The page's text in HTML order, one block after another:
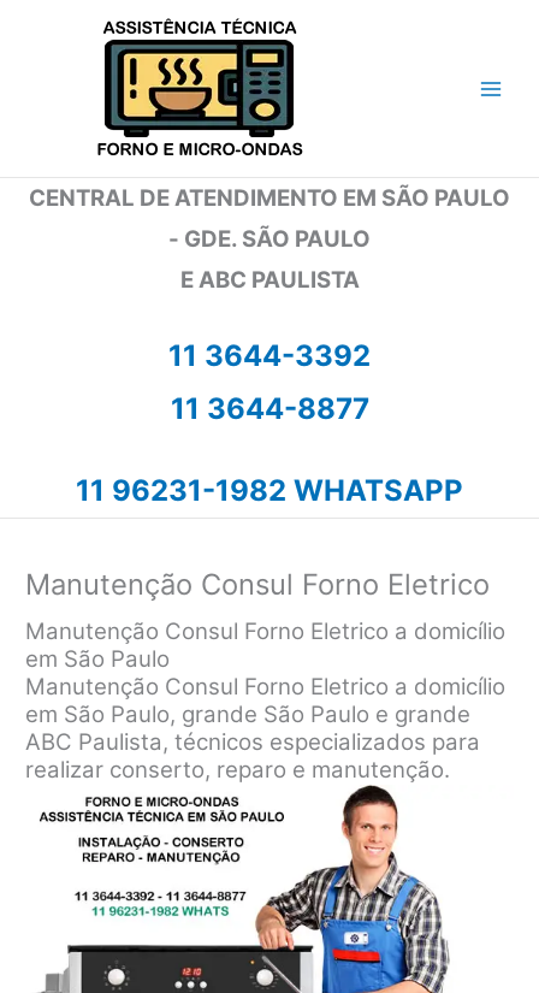
CENTRAL DE ATENDIMENTO EM SÃO PAULO
- GDE. SÃO PAULO
E ABC PAULISTA
11 3644-3392
11 3644-8877
11 96231-1982 WHATSAPP
Manutenção Consul Forno Eletrico
Manutenção Consul Forno Eletrico a domicílio
em São Paulo
Manutenção Consul Forno Eletrico a domicílio
em São Paulo, grande São Paulo e grande
ABC Paulista, técnicos especializados para
realizar conserto, reparo e manutenção.